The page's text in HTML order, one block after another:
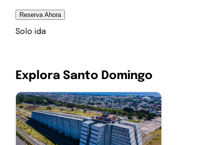
Reserva Ahora
Solo ida
Explora Santo Domingo